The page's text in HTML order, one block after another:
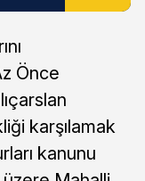
Önce
karşılamak
kanunu